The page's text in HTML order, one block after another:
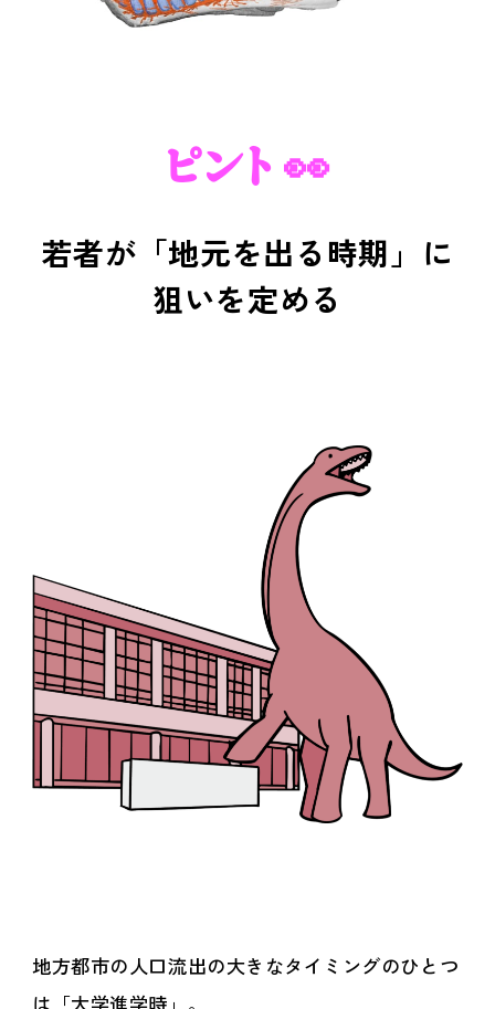
ピント 👀
若者が「地元を出る時期」に
狙いを定める
地方都市の人口流出の大きなタイミングのひとつ
は「大学進学時」。